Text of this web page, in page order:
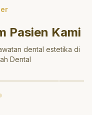
Pasien Kami
dental estetika di
Dental